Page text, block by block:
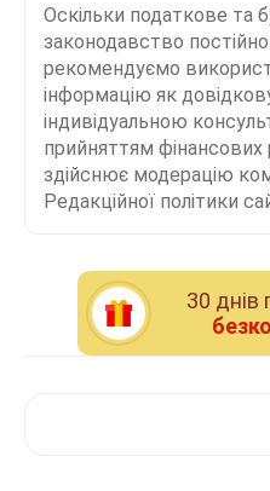
Оскільки податкове та
законодавство
рекомендуємо
інформацію як
індивідуальною
прийняттям фінансових
здійснює модерацію
Редакційної політики
30 днiв